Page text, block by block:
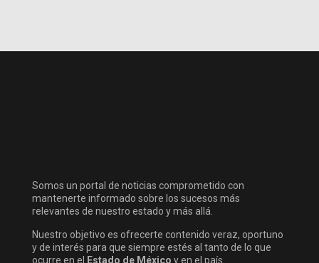
Somos un portal de noticias comprometido con
mantenerte informado sobre los sucesos más
relevantes de nuestro estado y más allá.
Nuestro objetivo es ofrecerte contenido veraz, oportuno
y de interés para que siempre estés al tanto de lo que
ocurre en el
Estado de México y en el país.